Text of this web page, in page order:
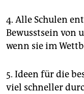
4. Alle Schulen
Bewusstsein von
wenn sie im
5. Ideen für die
viel schneller